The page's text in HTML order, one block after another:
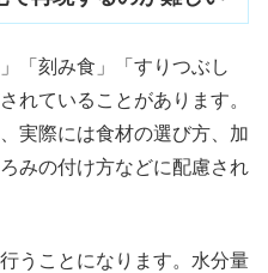
「刻み食」「すりつぶし
れていることがあります。
実際には食材の選び方、加
みの付け方などに配慮され
うことになります。水分量